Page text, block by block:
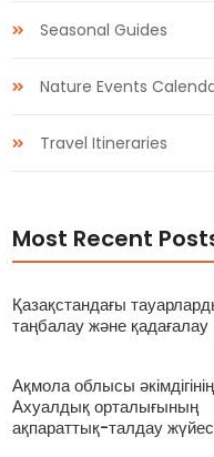
Seasonal Guides
Nature Events
Travel Itineraries
Most Recent
Қазақстандағы
таңбалау және қадағалау
Ақмола облысы әкімдігінің
Ахуалдық орталығының
ақпараттық-талдау